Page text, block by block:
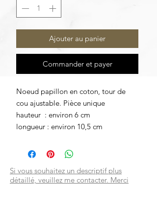
Ajouter au panier
Commander et payer
Noeud papillon en coton, tour de
cou ajustable. Pièce unique
hauteur : environ 6 cm
longueur : environ 10,5 cm
Si vous souhaitez un descriptif plus
détaillé, veuillez me contacter. Merci